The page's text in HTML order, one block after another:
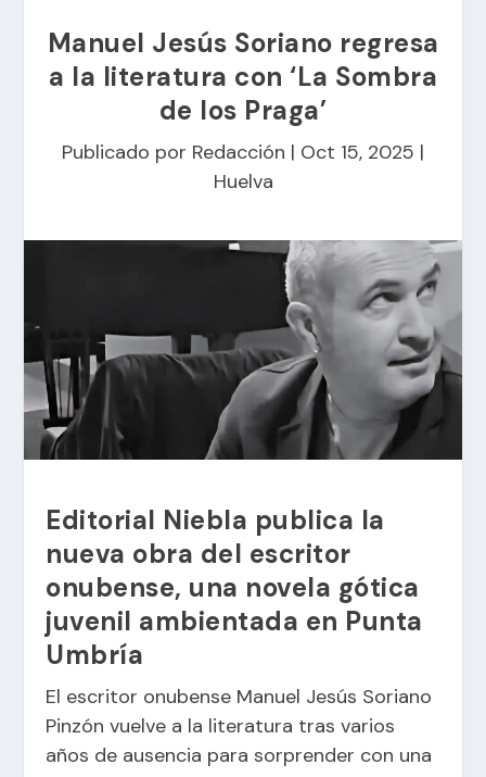
Manuel Jesús Soriano regresa
a la literatura con ‘La Sombra
de los Praga’
Publicado por Redacción | Oct 15, 2025 |
Huelva
Editorial Niebla publica la
nueva obra del escritor
onubense, una novela gótica
juvenil ambientada en Punta
Umbría
El escritor onubense Manuel Jesús Soriano
Pinzón vuelve a la literatura tras varios
años de ausencia para sorprender con una